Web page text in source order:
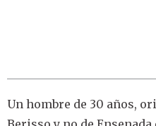
Un hombre de 30 años,